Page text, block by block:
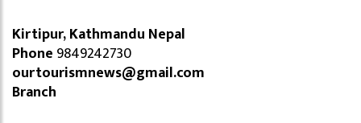
Kirtipur, Kathmandu Nepal
Phone 9849242730
ourtourismnews@gmail.com
Branch